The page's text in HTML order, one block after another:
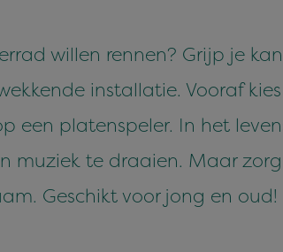
willen rennen? Grijp je
installatie. Vooraf
een platenspeler. In het
muziek te draaien. Maar
Geschikt voor jong en oud!